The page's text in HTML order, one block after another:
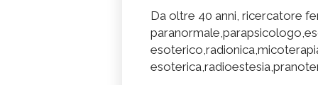
Da oltre 40 anni, ricercatore